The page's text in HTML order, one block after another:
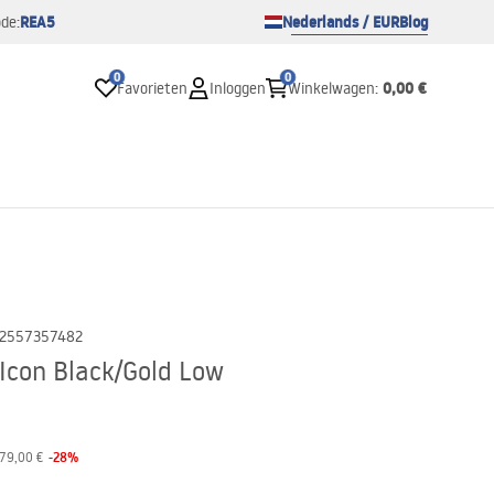
REA5 Nederlands / EURBlog
0
Favorieten Inloggen
0
Winkelwagen: 0,00 €
Black/Gold Low
79,00 € -28%